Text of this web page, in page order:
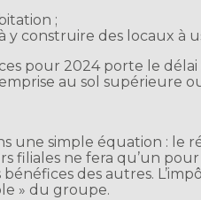
;
y construire des locaux à
pour 2024 porte le délai
au sol supérieure
une simple équation : le
ne fera qu’un pour
des autres.
» du groupe.